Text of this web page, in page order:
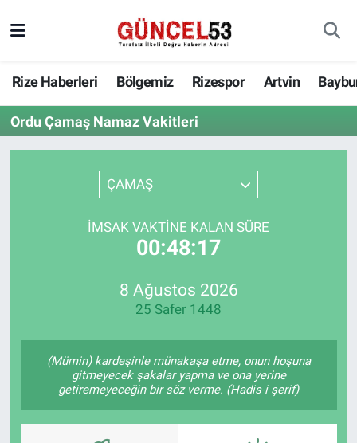
Rize Haberleri Bölgemiz Rizespor Artvin
Ordu Çamaş Namaz Vakitleri
ÇAMAŞ
İMSAK VAKTINE KALAN SÜRE
00:48:17
8 Ağustos 2026
25 Safer 1448
(Mümin) kardeşinle münakaşa etme, onun hoşuna
gitmeyecek şakalar yapma ve ona yerine
getiremeyeceğin bir söz verme. (Hadis-i şerif)